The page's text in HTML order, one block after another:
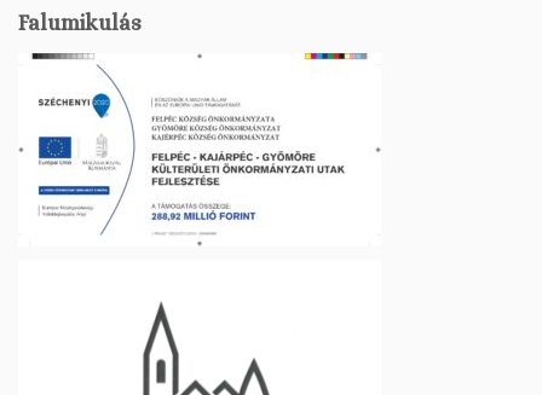
Falumikulás